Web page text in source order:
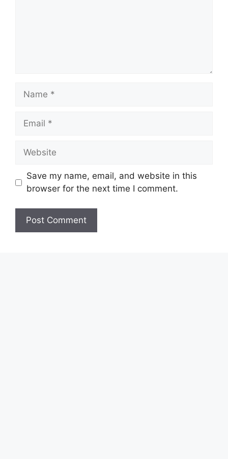
Name
Email
Website
Save my name, email, and website in this
browser for the next time I comment.